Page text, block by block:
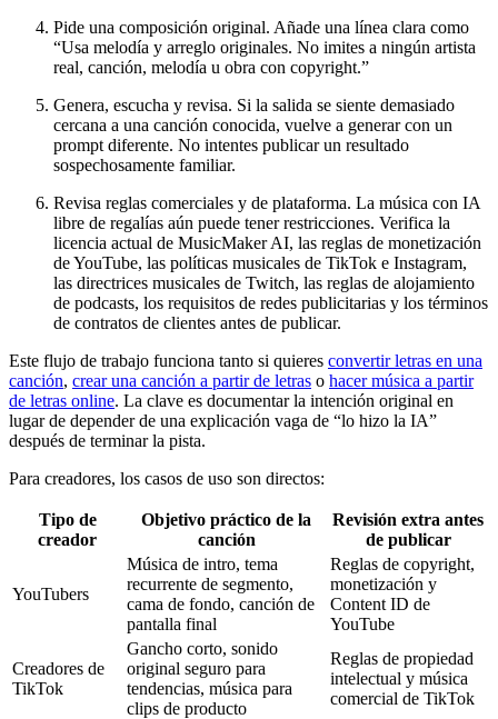
Pide una composición original. Añade una línea clara como
“Usa melodía y arreglo originales. No imites a ningún artista
real, canción, melodía u obra con copyright.”
Genera, escucha y revisa. Si la salida se siente demasiado
cercana a una canción conocida, vuelve a generar con un
prompt diferente. No intentes publicar un resultado
sospechosamente familiar.
Revisa reglas comerciales y de plataforma. La música con IA
libre de regalías aún puede tener restricciones. Verifica la
licencia actual de MusicMaker AI, las reglas de monetización
de YouTube, las políticas musicales de TikTok e Instagram,
las directrices musicales de Twitch, las reglas de alojamiento
de podcasts, los requisitos de redes publicitarias y los términos
de contratos de clientes antes de publicar.
Este flujo de trabajo funciona tanto si quieres convertir letras en una
canción, crear una canción a partir de letras o hacer música a partir
de letras online. La clave es documentar la intención original en
lugar de depender de una explicación vaga de “lo hizo la IA”
después de terminar la pista.
Para creadores, los casos de uso son directos:
Tipo de
creador
Objetivo práctico de la
canción
Revisión extra antes
de publicar
YouTubers
Música de intro, tema
recurrente de segmento,
cama de fondo, canción de
pantalla final
Reglas de copyright,
monetización y
Content ID de
YouTube
Creadores de
TikTok
Gancho corto, sonido
original seguro para
tendencias, música para
clips de producto
Reglas de propiedad
intelectual y música
comercial de TikTok